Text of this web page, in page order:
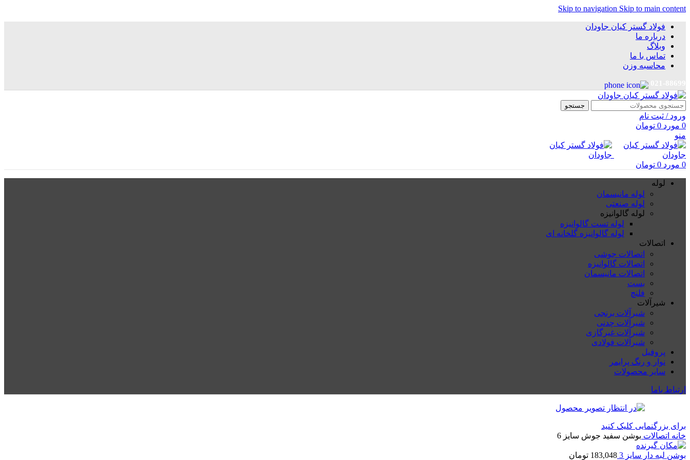
Skip to navigation Skip to main content
فولاد گستر کیان جاودان
درباره ما
وبلاگ
تماس با ما
محاسبه وزن
جستجو
ورود / ثبت نام
0 مورد 0 تومان
منو
0 مورد 0 تومان
لوله
لوله مانیسمان
لوله صنعتی
لوله گالوانیزه
لوله تست گالوانیزه
لوله گالوانیزه گلخانه ای
اتصالات
اتصالات جوشی
اتصالات گالوانیزه
اتصالات مانیسمان
بست
فلنچ
شیرآلات
شیرآلات برنجی
شیرآلات چدنی
شیرآلات غیرگازی
شیرآلات فولادی
پروفیل
نوار و رنگ پرایمر
سایر محصولات
ارتباط باما
برای بزرگنمایی کلیک کنید
خانه اتصالات بوشن سفید جوش سایز 6
بوشن لبه دار سایز 3 183,048 تومان